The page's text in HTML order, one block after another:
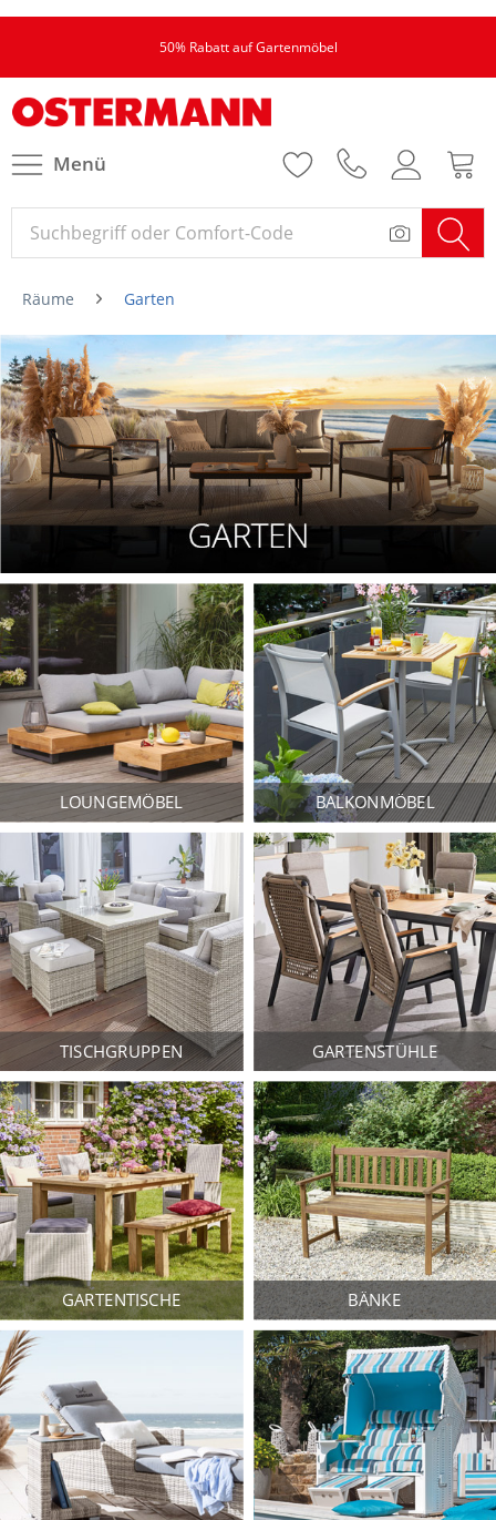
50% Rabatt auf Gartenmöbel
Menü
Räume Garten
BALKONMÖBEL
LOUNGEMÖBEL
BÄNKE
GARTENTISCHE
TISCHGRUPPEN GARTENSTÜHLE